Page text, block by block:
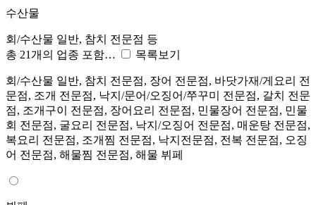
수산물
회/수산물 일반, 참치 전문점 등
총 21개의 업종 포함…
목록보기
회/수산물 일반, 참치 전문점, 장어 전문점, 바닷가재/게요리 전
문점, 조개 전문점, 낙지/문어/오징어/쭈꾸미 전문점, 갈치 전문
점, 조개구이 전문점, 장어요리 전문점, 민물장어 전문점, 민물
회 전문점, 굴요리 전문점, 낙지/오징어 전문점, 매운탕 전문점,
복요리 전문점, 조개찜 전문점, 낙지전문점, 전복 전문점, 오징
어 전문점, 해물찜 전문점, 해물 뷔페